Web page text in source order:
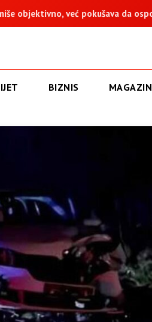
da ospori vodovod na Vučijaku
BIZNIS MAGAZIN